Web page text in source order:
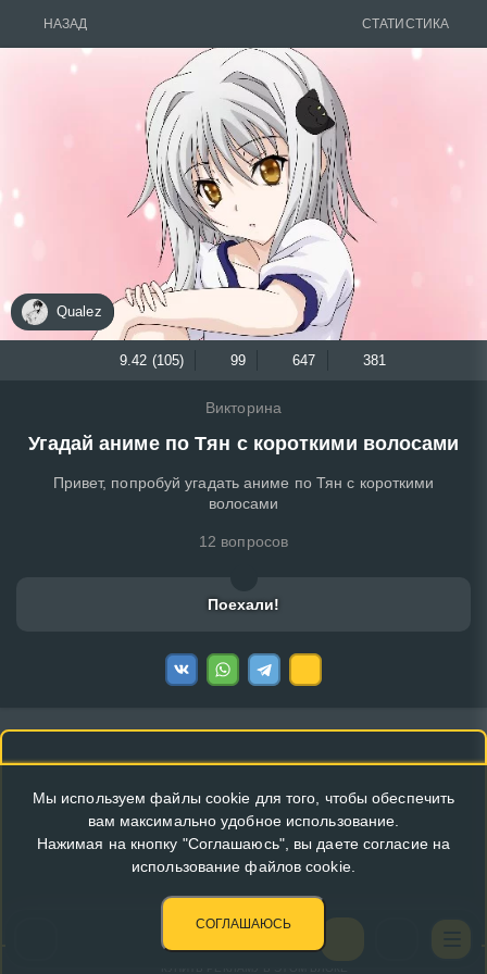
НАЗАД СТАТИСТИКА
Qualez
9.42 (105) 99 647 381
Викторина
Угадай аниме по Тян с короткими волосами
Привет, попробуй угадать аниме по Тян с короткими
волосами
12 вопросов
Поехали!
Мы используем файлы cookie для того, чтобы обеспечить
вам максимально удобное использование.
Нажимая на кнопку "Соглашаюсь", вы даете согласие на
использование файлов cookie.
СОГЛАШАЮСЬ